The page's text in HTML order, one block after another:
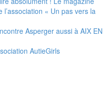
l’association « Un pas vers la
Asperger aussi à AIX EN
AutieGirls